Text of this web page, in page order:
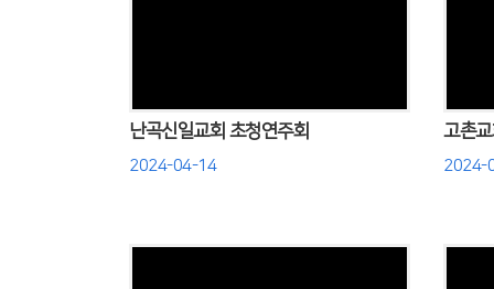
난곡신일교회 초청연주회
2024-04-14
고촌
2024-